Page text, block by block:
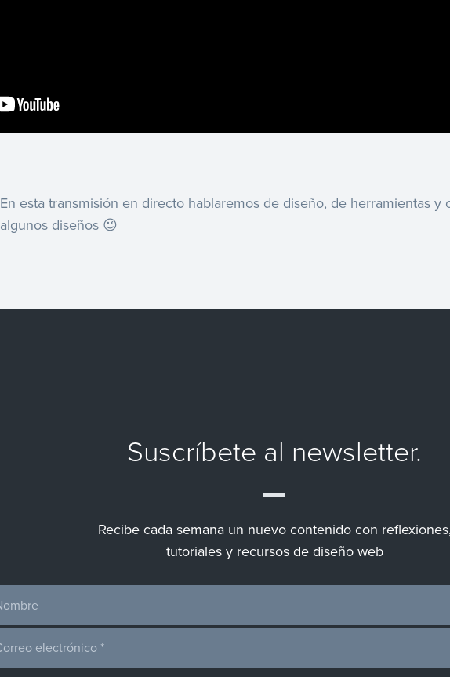
En esta transmisión en directo hablaremos de diseño, de herramientas y
algunos diseños 😉
Suscríbete al newsletter.
Recibe cada semana un nuevo contenido con
tutoriales y recursos de diseño web